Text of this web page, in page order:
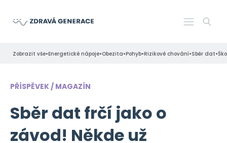
Zobrazit vše•Energetické nápoje•Obezita•Pohyb•Rizikové chování•Sběr dat•
PŘÍSPĚVEK / MAGAZÍN
Sběr dat frčí jako o
závod! Někde už